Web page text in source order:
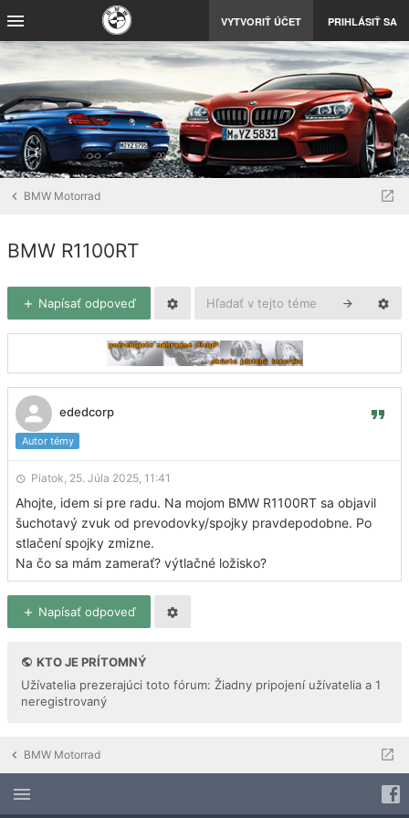
VYTVORIŤ ÚČET PRIHLÁSIŤ SA
BMW Motorrad
BMW R1100RT
Napísať odpoveď
ededcorp
Autor témy
Piatok, 25. Júla 2025, 11:41
Ahojte, idem si pre radu. Na mojom BMW R1100RT sa objavil
šuchotavý zvuk od prevodovky/spojky pravdepodobne. Po
stlačení spojky zmizne.
Na čo sa mám zamerať? výtlačné ložisko?
Napísať odpoveď
KTO JE PRÍTOMNÝ
Užívatelia prezerajúci toto fórum: Žiadny pripojení užívatelia a 1
neregistrovaný
BMW Motorrad